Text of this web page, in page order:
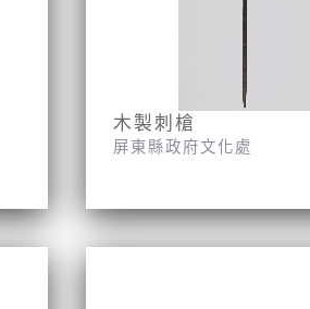
木製刺槍
屏東縣政府文化處